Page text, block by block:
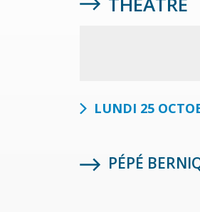
LUNDI 25
PÉPÉ